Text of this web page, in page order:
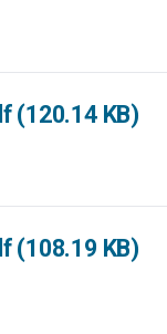
(120.14 KB)
(108.19 KB)